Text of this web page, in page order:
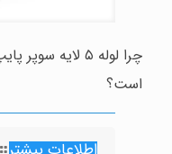
چرا لوله ۵
است؟